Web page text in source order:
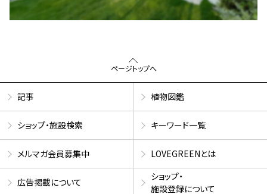
ページトップへ
記事 植物図鑑
ショップ・施設検索 キーワード一覧
メルマガ会員募集中 LOVEGREENとは
広告掲載について
ショップ・
施設登録について